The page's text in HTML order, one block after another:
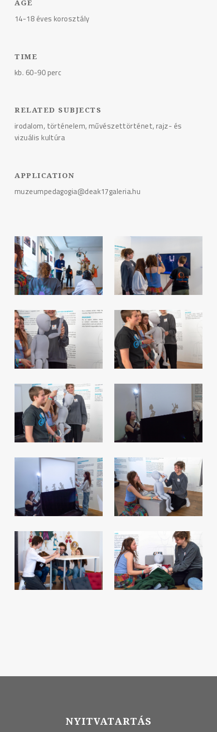
AGE
14-18 éves korosztály
TIME
kb. 60-90 perc
RELATED SUBJECTS
irodalom, történelem, művészettörténet, rajz- és
vizuális kultúra
APPLICATION
muzeumpedagogia@deak17galeria.hu
NYITVATARTÁS